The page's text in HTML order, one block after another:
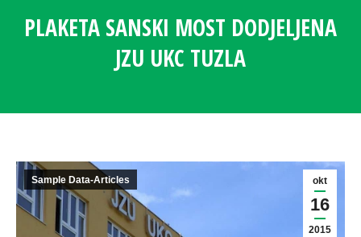
PLAKETA SANSKI MOST DODJELJENA
JZU UKC TUZLA
okt
16
2015
Sample Data-Articles